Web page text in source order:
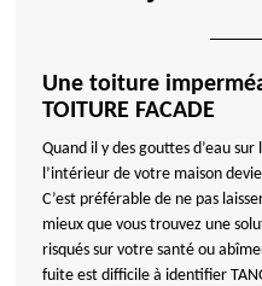
Une toiture
TOITURE FACADE
Quand il y des gouttes d’eau
l’intérieur de votre maison
C’est préférable de ne pas
mieux que vous trouvez une
risqués sur votre santé ou
fuite est difficile à identifier